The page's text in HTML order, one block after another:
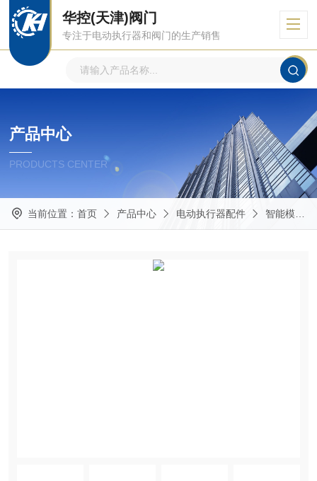
华控(天津)阀门
专注于电动执行器和阀门的生产销售
产品中心
PRODUCTS CENTER
当前位置： 首页 产品中心 电动执行器配件 智能模块